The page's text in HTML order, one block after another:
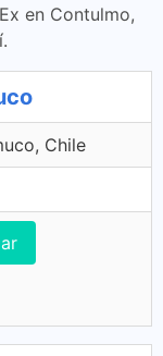
en Contulmo,
Chile